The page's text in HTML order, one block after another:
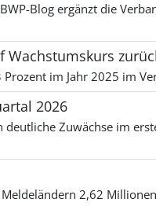
Blog ergänzt die
Wachstumskurs
im Jahr 2025 im
2026
Zuwächse im
2,62